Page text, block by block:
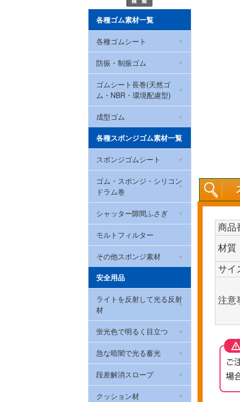
各種ゴム素材一覧
各種ゴムシート
環境配慮型ゴムシート
(RoHS2対応)
NBRゴム(ニトリルゴム)
CRゴム(クロロプレン)
天然ゴム
クッションラバー
ウレタンゴム
マグネットゴム
EPDMゴム
シリコンゴム
ゴム素材用接着剤
天然ゴムシート 厚さ
0.5mm
天然ゴムシート 厚さ1mm
天然ゴムシート 厚さ3mm
天然ゴムシート 厚さ5mm
天然ゴムシート 厚さ2mm
防振・制振ゴム
ハイパー防振ゴムマット
防振ゴム
ハイパー防振ゴムマット
(洗濯機・冷蔵庫用)
制振ゴム(ハネナイト)
W波ゴムクッション
防振・滑り止めゲル
ゴムシート長巻(天然ゴ
ム・NBR・環境配慮型)
厚さ0.5mm
厚さ1mm
厚さ2mm
厚さ3mm
厚さ5mm
厚さ0.2mm
厚さ0.3mm
成型ゴム
ゴムストッパー
防振クッションゴム(筒状)
ゴム栓
Oリング(オーリング・パッ
キン)
戸当たりゴム・カーストッ
パー(ゴムクッション)
戸当たりゴム(Rohs対応)
当たりゴム・バンパーガー
ド
各種スポンジゴム素材一覧
スポンジゴムシート
EPDMスポンジゴム
天然ゴム系スポンジゴム
スリムフレックス(ポロン
スポンジ)
ウレタンフォーム
低反発ウレタンフォーム
ウレタンチップクッション
環境配慮型スポンジゴム
(RoHS2対応)
高耐久スポンジシート
PEスポンジシート
ゴム・スポンジ・シリコン
ドラム巻
トンネンルゴム
シャッター隙間ふさぎ
シャッター取っ手
モルトフィルター
その他スポンジ素材
カラーシート
カラフルスポンジ
カラーポリエチレンシート
バックアップ材
安全用品
ライトを反射して光る反射
材
反射リフレクター
反射テープ
反射マグネットシート
衣類・布用反射フィルム
蛍光色で明るく目立つ
蛍光テープ
蛍光マグネットシート
急な暗闇で光る蓄光
蓄光避難誘導ステッカー
光る!階段滑り止め
段差解消スロープ
室内用段差解消スロープ
クッション材
商品
材質
サイ
注意